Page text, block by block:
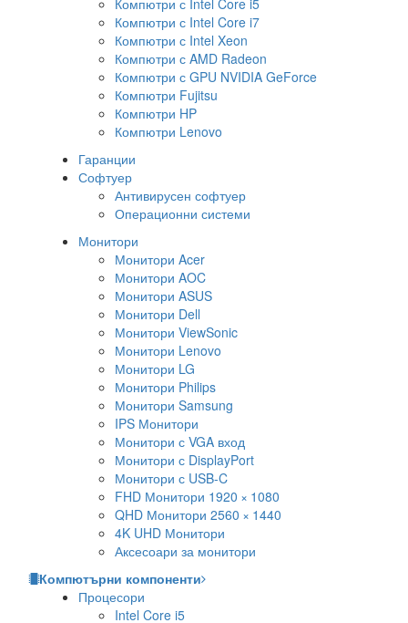
Компютри с Intel Core i5
Компютри с Intel Core i7
Компютри с Intel Xeon
Компютри с AMD Radeon
Компютри с GPU NVIDIA GeForce
Компютри Fujitsu
Компютри HP
Компютри Lenovo
Гаранции
Софтуер
Антивирусен софтуер
Операционни системи
Монитори
Монитори Acer
Монитори AOC
Монитори ASUS
Монитори Dell
Монитори ViewSonic
Монитори Lenovo
Монитори LG
Монитори Philips
Монитори Samsung
IPS Монитори
Монитори с VGA вход
Монитори с DisplayPort
Монитори с USB-C
FHD Монитори 1920 × 1080
QHD Монитори 2560 × 1440
4K UHD Монитори
Аксесоари за монитори
Компютърни компоненти
Процесори
Intel Core i5